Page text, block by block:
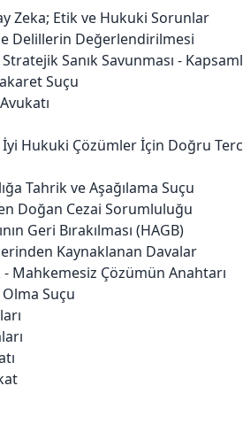
Zeka; Etik ve Hukuki Sorunlar
Delillerin Değerlendirilmesi
Sanık Savunması -
Suçu
Hukuki Çözümler İçin Doğru
Tahrik ve Aşağılama Suçu
Doğan Cezai Sorumluluğu
Geri Bırakılması (HAGB)
Kaynaklanan Davalar
Mahkemesiz Çözümün Anahtarı
Suçu